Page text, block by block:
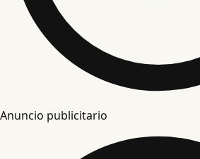
Anuncio publicitario